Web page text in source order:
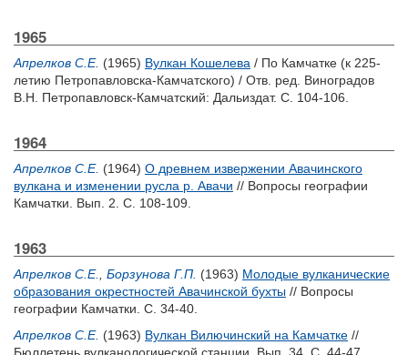
1965
Апрелков С.Е. (1965) Вулкан Кошелева / По Камчатке (к 225-
летию Петропавловска-Камчатского) / Отв. ред. Виноградов
В.Н.
Петропавловск-Камчатский: Дальиздат. С. 104-106.
1964
Апрелков С.Е. (1964) О древнем извержении Авачинского
вулкана и изменении русла р. Авачи // Вопросы географии
Камчатки. Вып. 2. С. 108-109.
1963
Апрелков С.Е. Борзунова Г.П. (1963) Молодые вулканические
образования окрестностей Авачинской бухты // Вопросы
географии Камчатки. С. 34-40.
Апрелков С.Е. (1963) Вулкан Вилючинский на Камчатке //